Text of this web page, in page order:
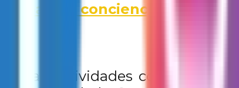
empatía y conciencia en una
las actividades coordinadas